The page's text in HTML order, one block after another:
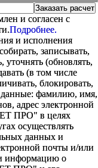
и согласен с
Подробнее.
и исполнения
записывать,
уточнять (обновлять,
(в том числе
блокировать,
данные: фамилию, имя,
адрес электронной
ПРО" в целях
осуществлять
данных и
почты и/или
информацию о